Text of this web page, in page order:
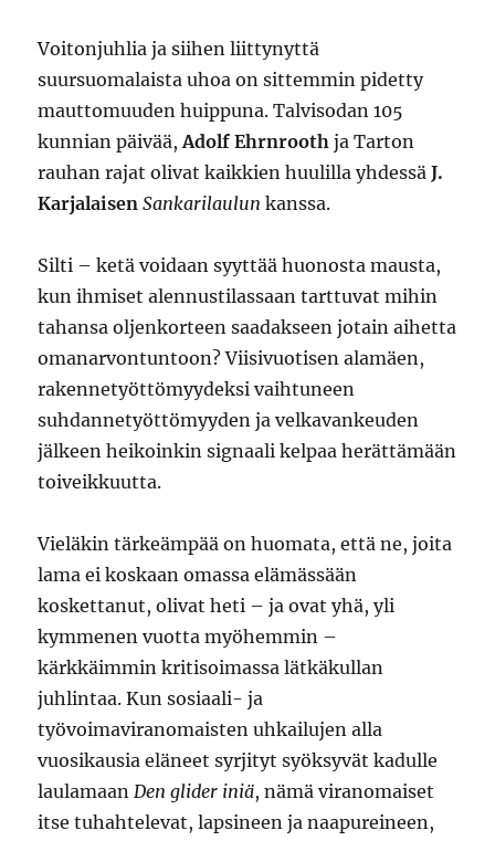
Voitonjuhlia ja siihen liittynyttä
suursuomalaista uhoa on sittemmin pidetty
mauttomuuden huippuna. Talvisodan 105
kunnian päivää,Adolf Ehrnrooth ja Tarton
rauhan rajat olivat kaikkien huulilla yhdessäJ.
Karjalaisen Sankarilaulun kanssa.
Silti – ketä voidaan syyttää huonosta mausta,
kun ihmiset alennustilassaan tarttuvat mihin
tahansa oljenkorteen saadakseen jotain aihetta
omanarvontuntoon? Viisivuotisen alamäen,
rakennetyöttömyydeksi vaihtuneen
suhdannetyöttömyyden ja velkavankeuden
jälkeen heikoinkin signaali kelpaa herättämään
toiveikkuutta.
Vieläkin tärkeämpää on huomata, että ne, joita
lama ei koskaan omassa elämässään
koskettanut, olivat heti – ja ovat yhä, yli
kymmenen vuotta myöhemmin –
kärkkäimmin kritisoimassa lätkäkullan
juhlintaa. Kun sosiaali- ja
työvoimaviranomaisten uhkailujen alla
vuosikausia eläneet syrjityt syöksyvät kadulle
laulamaanDen glider iniä, nämä viranomaiset
itse tuhahtelevat, lapsineen ja naapureineen,